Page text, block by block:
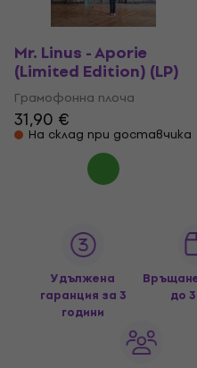
Mr. Linus - Aporie
(Limited Edition) (LP)
Грамофонна плоча
31,90 €
На склад при доставчика
Удължена
гаранция за 3
години
до